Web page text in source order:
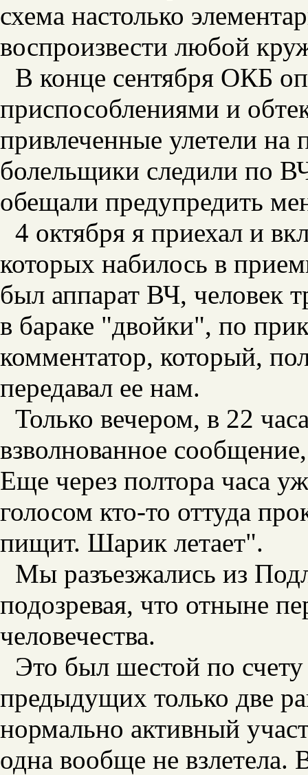
схема настолько
воспроизвести любой
В конце сентября ОКБ
приспособлениями и
привлеченные улетели на
болельщики следили по
обещали предупредить
4 октября я приехал и
которых набилось в
был аппарат ВЧ, человек
в бараке "двойки", по
комментатор, который,
передавал ее нам.
Только вечером, в 22
взволнованное
Еще через полтора часа
голосом кто-то оттуда
пищит. Шарик летает".
Мы разъезжались из
подозревая, что отныне
человечества.
Это был шестой по
предыдущих только две
нормально активный
одна вообще не взлетела.